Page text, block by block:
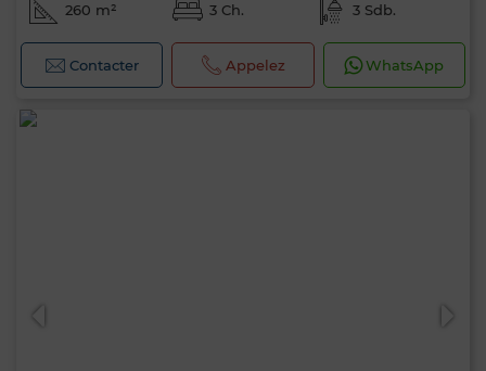
260 m² 3 Ch. 3 Sdb.
Contacter Appelez WhatsApp